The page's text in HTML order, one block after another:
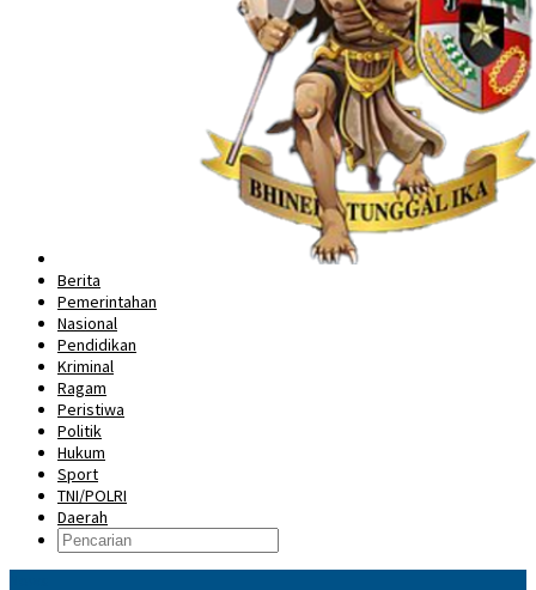
Berita
Pemerintahan
Nasional
Pendidikan
Kriminal
Ragam
Peristiwa
Politik
Hukum
Sport
TNI/POLRI
Daerah